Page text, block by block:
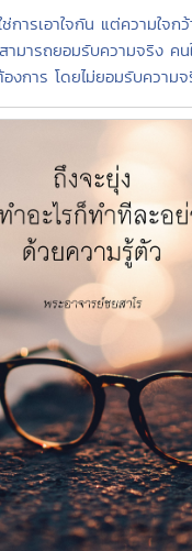
ช่การเอาใจกัน แต่ความใจ
ามารถยอมรับความจริง ค
องการ โดยไม่ยอมรับความ